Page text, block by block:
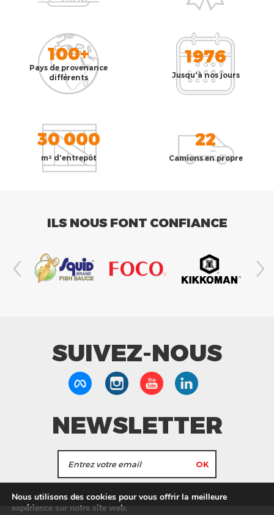
100+
Pays de provenance
différents
1976
Jusqu'à nos jours
30 000
m² d'entrepôt
22
Camions en propre
ILS NOUS FONT CONFIANCE
SUIVEZ-NOUS
NEWSLETTER
J'accepte de recevoir les actualités et les
informations de Tang Frères.
Nous utilisons des cookies pour vous offrir la meilleure
expérience sur notre site web.